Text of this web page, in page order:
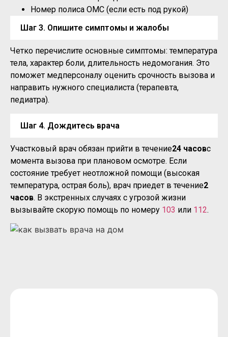
Номер полиса ОМС (если есть под рукой)
Шаг 3. Опишите симптомы и жалобы
Четко перечислите основные симптомы: температура
тела, характер боли, длительность недомогания. Это
поможет медперсоналу оценить срочность вызова и
направить нужного специалиста (терапевта,
педиатра).
Шаг 4. Дождитесь врача
Участковый врач обязан прийти в течение24 часовс
момента вызова при плановом осмотре. Если
состояние требует неотложной помощи (высокая
температура, острая боль), врач приедет в течение2
часов. В экстренных случаях с угрозой жизни
вызывайте скорую помощь по номеру 103 или 112.